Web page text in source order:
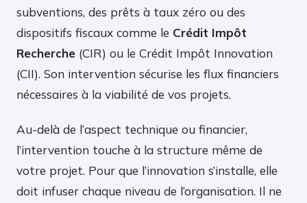
subventions, des prêts à taux zéro ou des
dispositifs fiscaux comme le Crédit Impôt
Recherche (CIR) ou le Crédit Impôt Innovation
(CII). Son intervention sécurise les flux financiers
nécessaires à la viabilité de vos projets.
Au-delà de l’aspect technique ou financier,
l’intervention touche à la structure même de
votre projet. Pour que l’innovation s’installe, elle
doit infuser chaque niveau de l’organisation. Il ne